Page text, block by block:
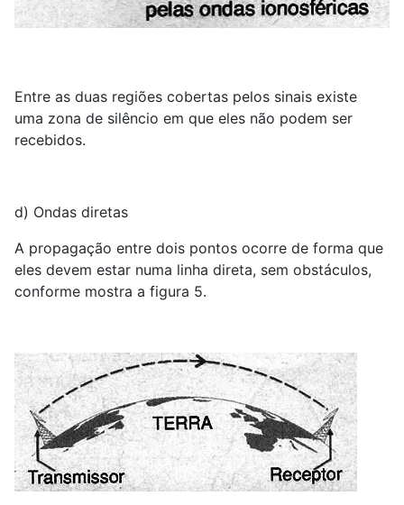
Entre as duas regiões cobertas pelos sinais existe
uma zona de silêncio em que eles não podem ser
recebidos.
d) Ondas diretas
A propagação entre dois pontos ocorre de forma que
eles devem estar numa linha direta, sem obstáculos,
conforme mostra a figura 5.